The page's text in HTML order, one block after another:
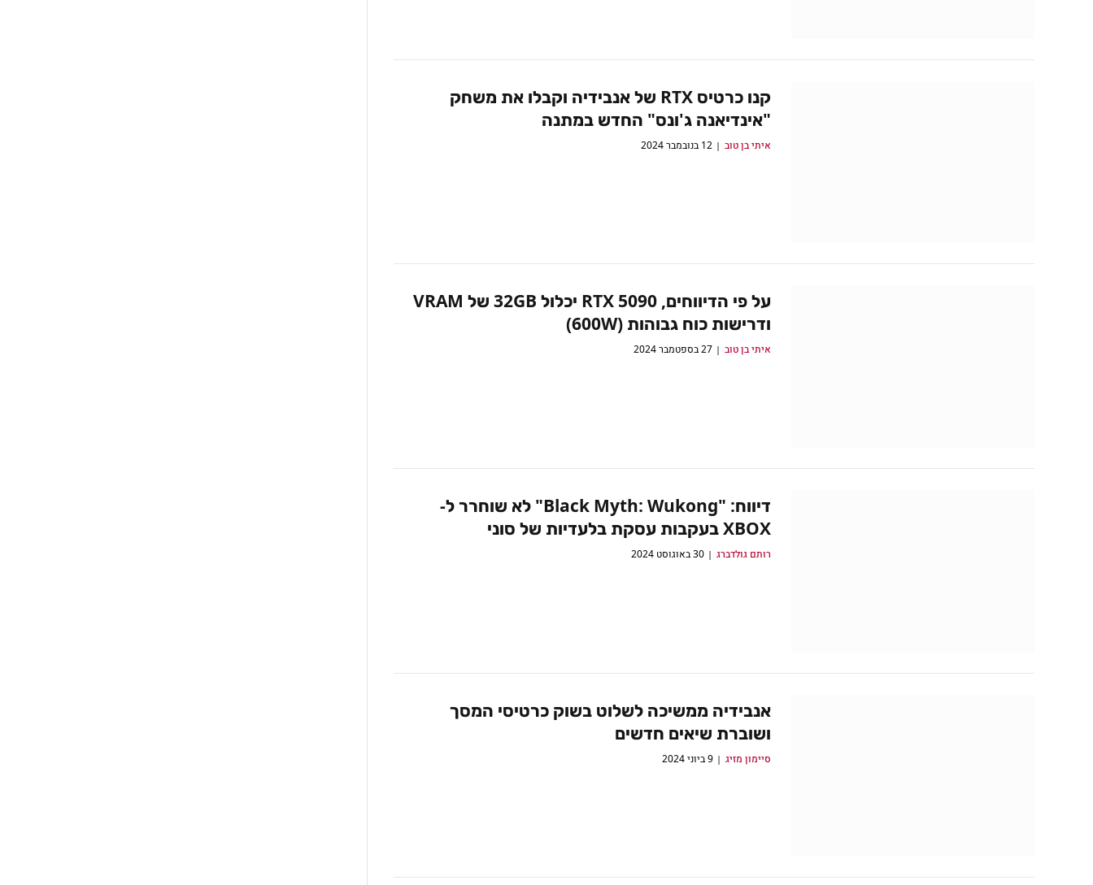
קנו כרטיס RTX של אנבידיה וקבלו את משחק
"אינדיאנה ג'ונס" החדש במתנה
איתי בן טוב 12 בנובמבר 2024
על פי הדיווחים, RTX 5090 יכלול 32GB של VRAM
ודרישות כוח גבוהות (600W)
איתי בן טוב 27 בספטמבר 2024
דיווח: "Black Myth: Wukong" לא שוחרר ל-
XBOX בעקבות עסקת בלעדיות של סוני
רותם גולדברג 30 באוגוסט 2024
אנבידיה ממשיכה לשלוט בשוק כרטיסי המסך
ושוברת שיאים חדשים
סיימון מזיג 9 ביוני 2024